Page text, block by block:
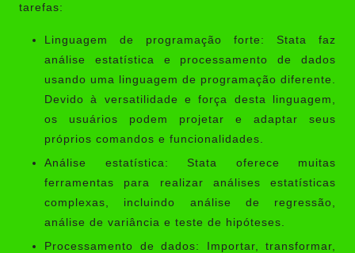
tarefas:
Linguagem de programação forte: Stata faz
análise estatística e processamento de dados
usando uma linguagem de programação diferente.
Devido à versatilidade e força desta linguagem,
os usuários podem projetar e adaptar seus
próprios comandos e funcionalidades.
Análise estatística: Stata oferece muitas
ferramentas para realizar análises estatísticas
complexas, incluindo análise de regressão,
análise de variância e teste de hipóteses.
Processamento de dados: Importar, transformar,